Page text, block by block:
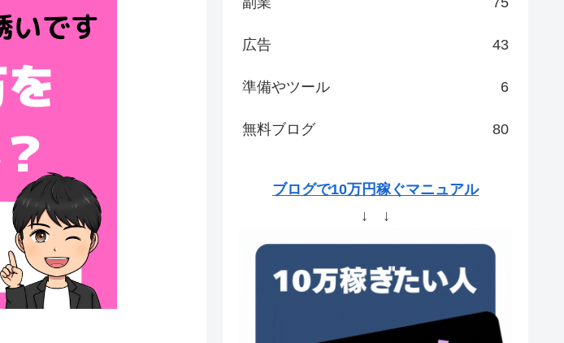
広告 43
準備やツール 6
無料ブログ 80
ブログで10万円稼ぐマニュアル
↓ ↓